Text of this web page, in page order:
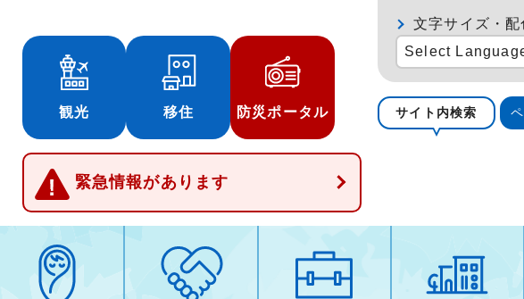
観光 移住 防災ポータル
緊急情報があります
文字サイズ・
Select
サイト内検索